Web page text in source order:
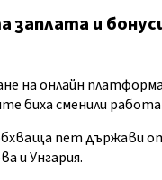
заплата и
на онлайн
биха сменили
пет държави
и Унгария.